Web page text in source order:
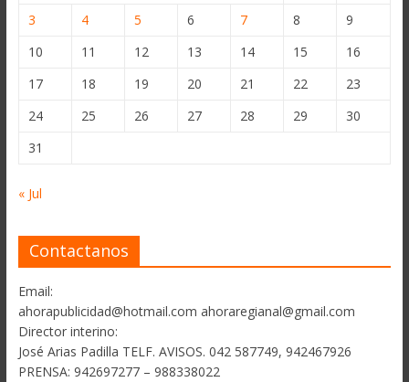
3
4 5 6 7 8
9
10
11 12 13 14 15
16
17
18 19 20 21 22
23
24
25 26 27 28 29
30
31
« Jul
Contactanos
Email:
ahorapublicidad@hotmail.com ahoraregianal@gmail.com
Director interino:
José Arias Padilla TELF. AVISOS. 042 587749, 942467926
PRENSA: 942697277 – 988338022